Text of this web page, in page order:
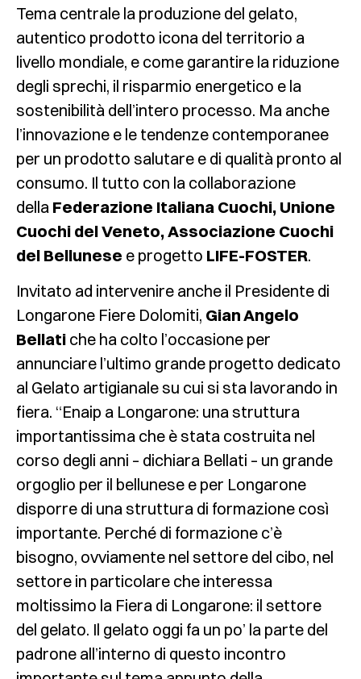
Tema centrale la produzione del gelato,
autentico prodotto icona del territorio a
livello mondiale, e come garantire la riduzione
degli sprechi, il risparmio energetico e la
sostenibilità dell’intero processo. Ma anche
l’innovazione e le tendenze contemporanee
per un prodotto salutare e di qualità pronto al
consumo. Il tutto con la collaborazione
della Federazione Italiana Cuochi, Unione
Cuochi del Veneto, Associazione Cuochi
del Bellunese e progetto LIFE-FOSTER.
Invitato ad intervenire anche il Presidente di
Longarone Fiere Dolomiti, Gian Angelo
Bellati che ha colto l’occasione per
annunciare l’ultimo grande progetto dedicato
al Gelato artigianale su cui si sta lavorando in
fiera. “Enaip a Longarone: una struttura
importantissima che è stata costruita nel
corso degli anni – dichiara Bellati – un grande
orgoglio per il bellunese e per Longarone
disporre di una struttura di formazione così
importante. Perché di formazione c’è
bisogno, ovviamente nel settore del cibo, nel
settore in particolare che interessa
moltissimo la Fiera di Longarone: il settore
del gelato. Il gelato oggi fa un po’ la parte del
padrone all’interno di questo incontro